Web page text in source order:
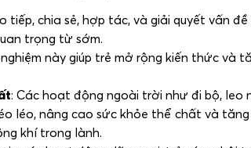
tiếp, chia sẻ, hợp tác, và giải quyết vấn
trọng từ sớm.
này giúp trẻ mở rộng kiến thức và
: Các hoạt động ngoài trời như đi bộ, leo
léo, nâng cao sức khỏe thể chất và
khí trong lành.